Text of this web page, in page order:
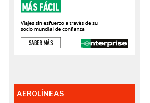
AEROLÍNEAS